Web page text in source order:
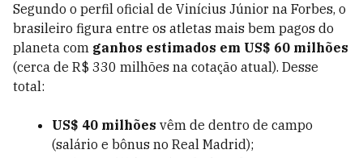
Segundo o perfil oficial de Vinícius Júnior na Forbes, o
brasileiro figura entre os atletas mais bem pagos do
planeta com ganhos estimados em US$ 60 milhões
(cerca de R$ 330 milhões na cotação atual). Desse
total:
US$ 40 milhões vêm de dentro de campo
(salário e bônus no Real Madrid);